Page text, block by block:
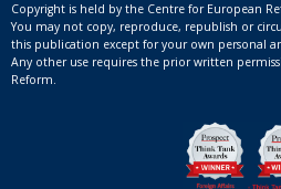
Copyright is held by the Centre for European
You may not copy, reproduce, republish or
this publication except for your own personal
Any other use requires the prior written
Reform.